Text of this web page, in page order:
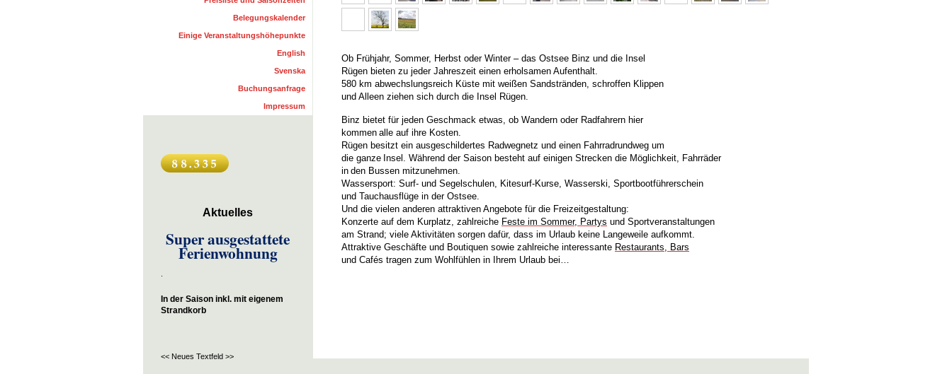
Ob Frühjahr, Sommer, Herbst oder Winter – das Ostsee Binz und die Insel
Rügen bieten zu jeder Jahreszeit einen erholsamen Aufenthalt.
580 km abwechslungsreich Küste mit weißen Sandstränden, schroffen Klippen
und Alleen ziehen sich durch die Insel Rügen.
Binz bietet für jeden Geschmack etwas, ob Wandern oder Radfahrern hier
kommen alle auf ihre Kosten.
Rügen besitzt ein ausgeschildertes Radwegnetz und einen Fahrradrundweg um
die ganze Insel. Während der Saison besteht auf einigen Strecken die Möglichkeit, Fahrräder
in den Bussen mitzunehmen.
Wassersport: Surf- und Segelschulen, Kitesurf-Kurse, Wasserski, Sportbootführerschein
und Tauchausflüge in der Ostsee.
Und die vielen anderen attraktiven Angebote für die Freizeitgestaltung:
Konzerte auf dem Kurplatz, zahlreiche Feste im Sommer, Partys und Sportveranstaltungen
am Strand; viele Aktivitäten sorgen dafür, dass im Urlaub keine Langeweile aufkommt.
Attraktive Geschäfte und Boutiquen sowie zahlreiche interessante Restaurants, Bars
und Cafés tragen zum Wohlfühlen in Ihrem Urlaub bei…
Belegungskalender
Einige Veranstaltungshöhepunkte
English
Svenska
Buchungsanfrage
Impressum
Aktuelles
Super ausgestattete
Ferienwohnung
In der Saison inkl. mit eigenem
Strandkorb
<< Neues Textfeld >>